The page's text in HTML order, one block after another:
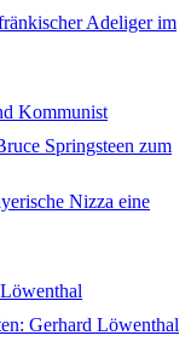
Adeliger im
Kommunist
Springsteen zum
Nizza eine
Gerhard Löwenthal